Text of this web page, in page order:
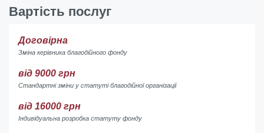
Вартість послуг
Договірна
Зміна керівника благодійного фонду
від 9000 грн
Стандартні зміни у статуті благодійної організації
від 16000 грн
Індивідуальна розробка статуту фонду